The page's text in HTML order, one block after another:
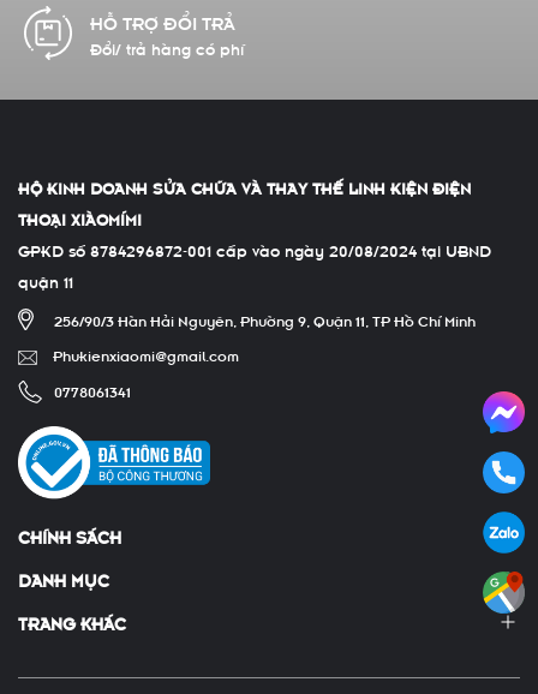
CAM KẾT CHẤT LƯỢNG
Hàng chính hãng 100%
HỘ KINH DOANH SỬA CHỮA VÀ THAY THẾ LINH KIỆN ĐIỆN
THOẠI XIÀOMÍMI
GPKD số 8784296872-001 cấp vào ngày 20/08/2024 tại UBND
quận 11
256/90/3 Hàn Hải Nguyên, Phường 9, Quận 11, TP Hồ Chí Minh
Phukienxiaomi@gmail.com
0778061341
CHÍNH SÁCH
DANH MỤC
TRANG KHÁC